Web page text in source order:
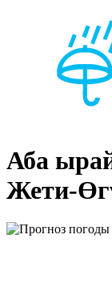
Аба
Жети-